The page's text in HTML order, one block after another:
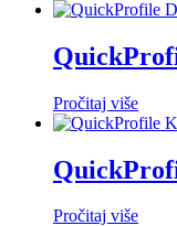
Pročitaj više
Pročitaj više